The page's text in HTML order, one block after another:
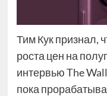
Тим Кук признал,
роста цен на
интервью The
пока